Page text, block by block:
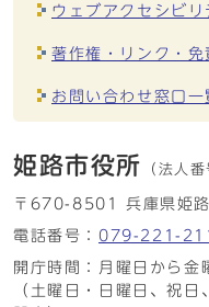
ウェブアクセシビリ
著作権・リンク・免
お問い合わせ窓口一
姫路市役所 （法人番
〒670-8501 兵庫県姫
電話番号： 079-221-
開庁時間：月曜日から
（土曜日・日曜日、祝